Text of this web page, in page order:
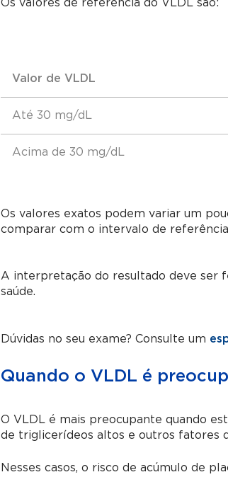
Os valores de referência do VLDL são:
Valor de VLDL
Até 30 mg/dL
Acima de 30 mg/dL
Os valores exatos podem variar um
comparar com o intervalo de
A interpretação do resultado deve ser
saúde.
Dúvidas no seu exame? Consulte um
Quando o VLDL é
O VLDL é mais preocupante quando
de triglicerídeos altos e outros fatores
Nesses casos, o risco de acúmulo de